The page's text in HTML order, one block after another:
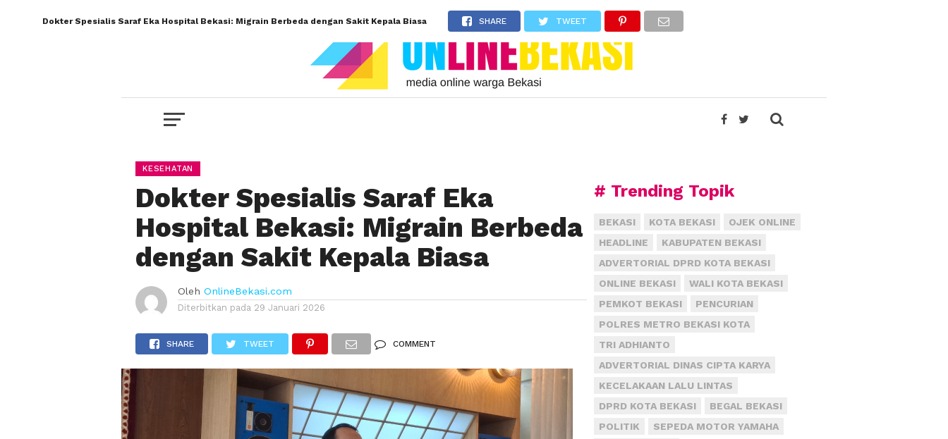
Dokter Spesialis Saraf Eka Hospital Bekasi: Migrain Berbeda dengan Sakit Kepala Biasa SHARE TWEET
KESEHATAN
Dokter Spesialis Saraf Eka
Hospital Bekasi: Migrain Berbeda
dengan Sakit Kepala Biasa
Oleh OnlineBekasi.com
Diterbitkan pada 29 Januari 2026
SHARE TWEET COMMENT
# Trending Topik
BEKASI KOTA BEKASI
OJEK ONLINE
HEADLINE
KABUPATEN BEKASI
ADVERTORIAL DPRD KOTA BEKASI
ONLINE BEKASI
WALI KOTA BEKASI
PEMKOT BEKASI
PENCURIAN
POLRES METRO BEKASI KOTA
TRI ADHIANTO
ADVERTORIAL DINAS CIPTA KARYA
KECELAKAAN LALU LINTAS
DPRD KOTA BEKASI
BEGAL BEKASI
POLITIK
SEPEDA MOTOR YAMAHA